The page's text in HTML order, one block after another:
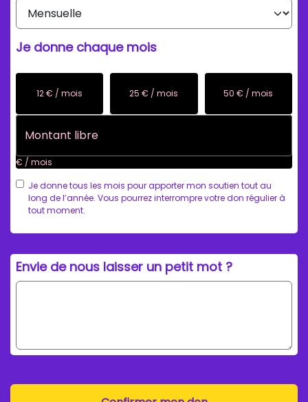
Je donne chaque mois
12 € / mois 25 € / mois 50 € / mois
€ / mois
Je donne tous les mois pour apporter mon soutien tout au
long de l’année. Vous pourrez interrompre votre don régulier à
tout moment.
Envie de nous laisser un petit mot ?